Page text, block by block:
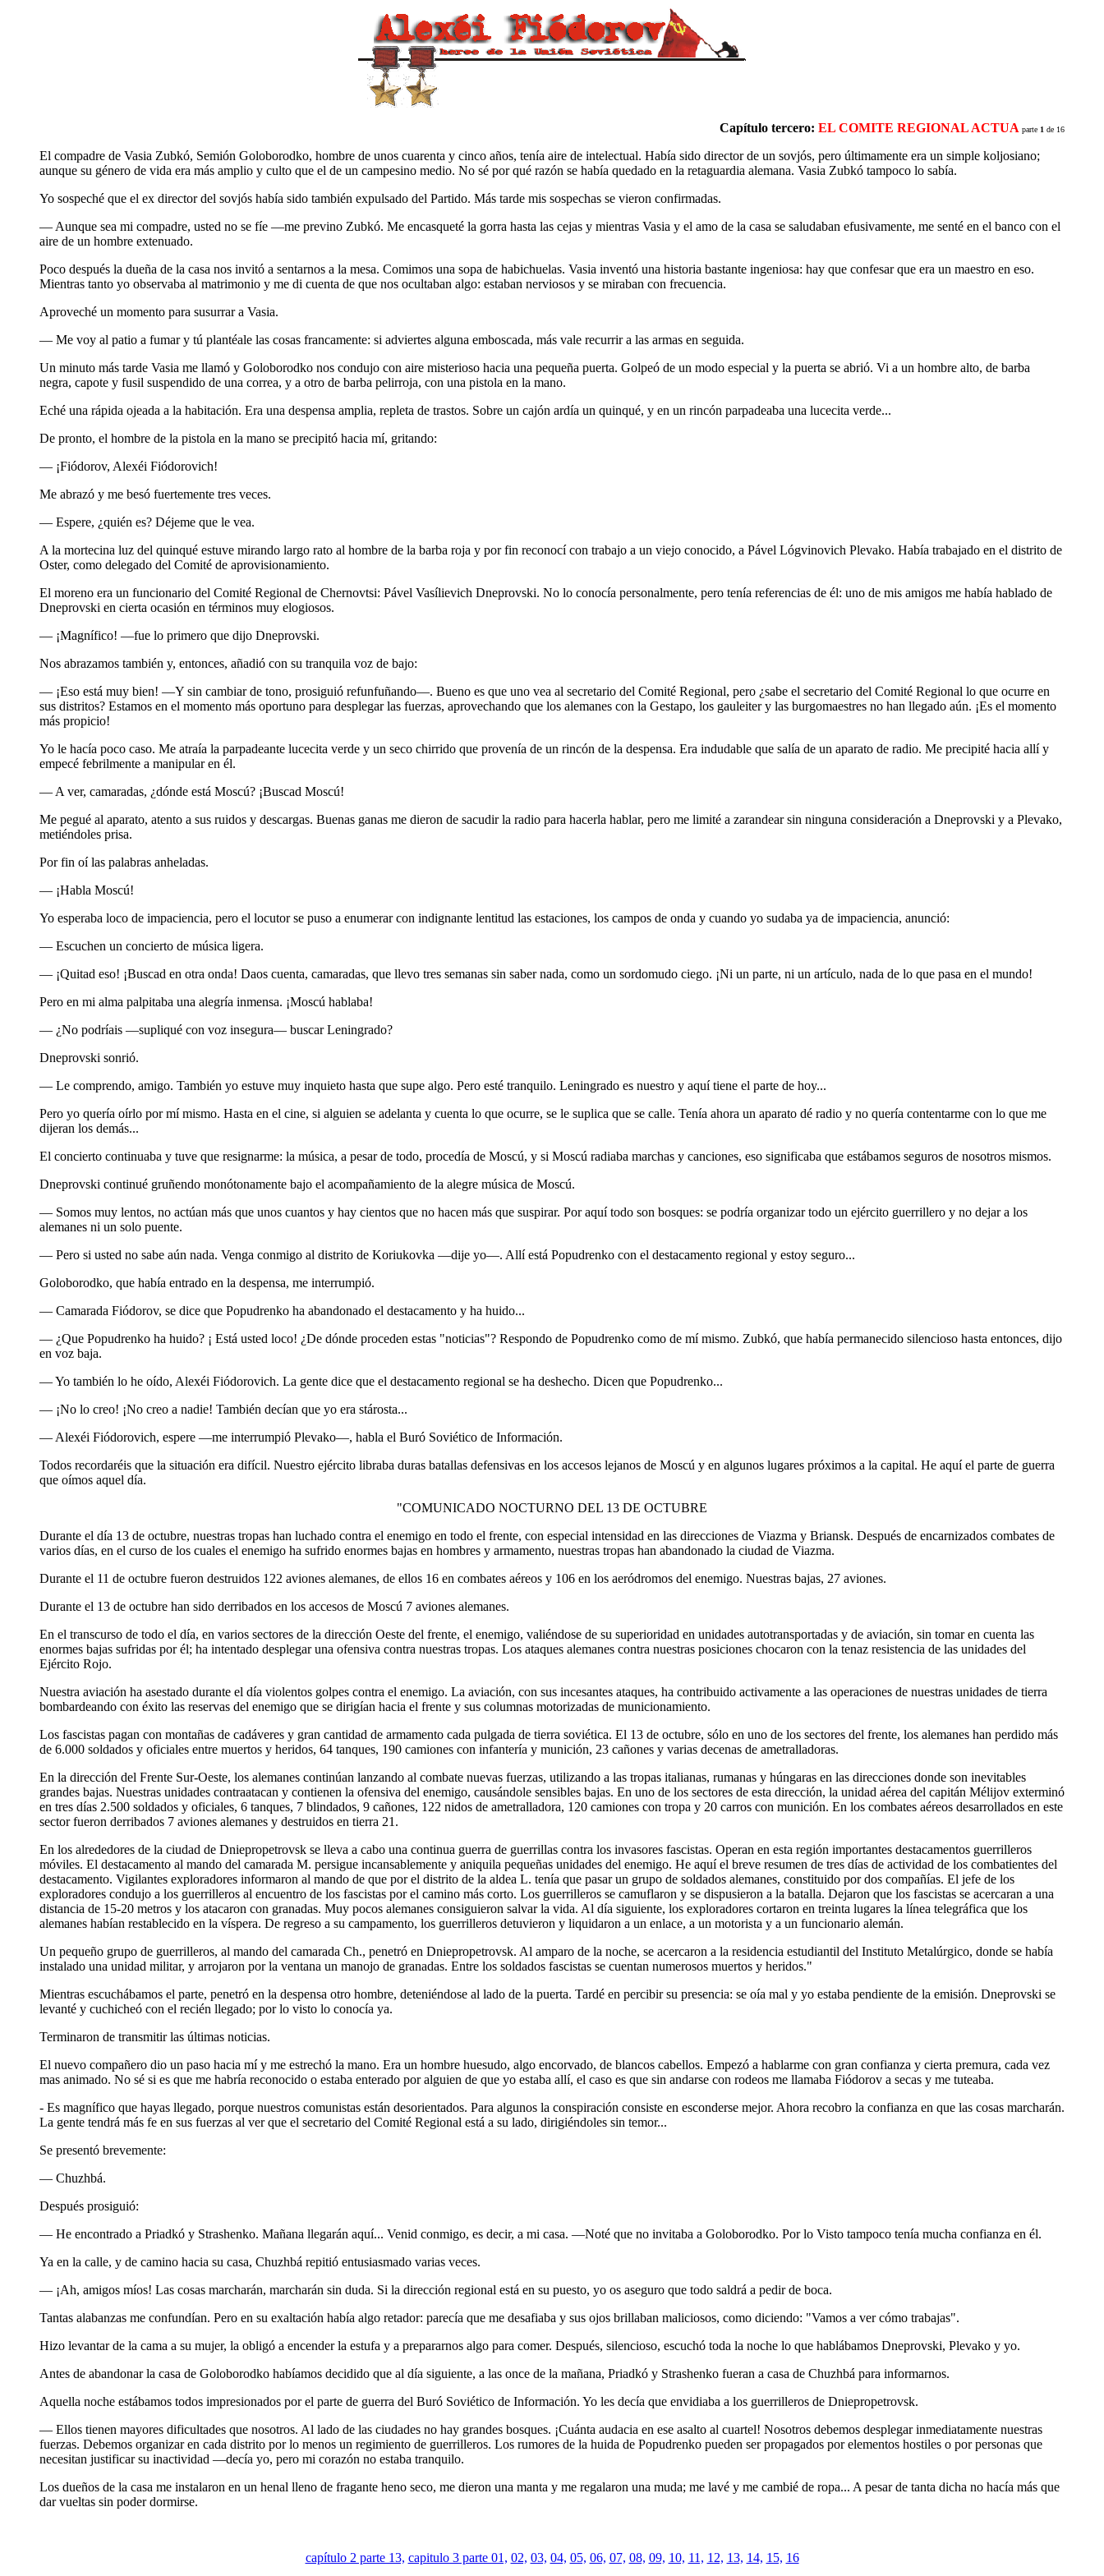
Capítulo tercero: EL COMITE REGIONAL ACTUA parte 1 de 16
El compadre de Vasia Zubkó, Semión Goloborodko, hombre de unos cuarenta y cinco años, tenía aire de intelectual. Había sido director de un sovjós, pero últimamente era un simple koljosiano;
aunque su género de vida era más amplio y culto que el de un campesino medio. No sé por qué razón se había quedado en la retaguardia alemana. Vasia Zubkó tampoco lo sabía.
Yo sospeché que el ex director del sovjós había sido también expulsado del Partido. Más tarde mis sospechas se vieron confirmadas.
— Aunque sea mi compadre, usted no se fíe —me previno Zubkó. Me encasqueté la gorra hasta las cejas y mientras Vasia y el amo de la casa se saludaban efusivamente, me senté en el banco con el
aire de un hombre extenuado.
Poco después la dueña de la casa nos invitó a sentarnos a la mesa. Comimos una sopa de habichuelas. Vasia inventó una historia bastante ingeniosa: hay que confesar que era un maestro en eso.
Mientras tanto yo observaba al matrimonio y me di cuenta de que nos ocultaban algo: estaban nerviosos y se miraban con frecuencia.
Aproveché un momento para susurrar a Vasia.
— Me voy al patio a fumar y tú plantéale las cosas francamente: si adviertes alguna emboscada, más vale recurrir a las armas en seguida.
Un minuto más tarde Vasia me llamó y Goloborodko nos condujo con aire misterioso hacia una pequeña puerta. Golpeó de un modo especial y la puerta se abrió. Vi a un hombre alto, de barba
negra, capote y fusil suspendido de una correa, y a otro de barba pelirroja, con una pistola en la mano.
Eché una rápida ojeada a la habitación. Era una despensa amplia, repleta de trastos. Sobre un cajón ardía un quinqué, y en un rincón parpadeaba una lucecita verde...
De pronto, el hombre de la pistola en la mano se precipitó hacia mí, gritando:
— ¡Fiódorov, Alexéi Fiódorovich!
Me abrazó y me besó fuertemente tres veces.
— Espere, ¿quién es? Déjeme que le vea.
A la mortecina luz del quinqué estuve mirando largo rato al hombre de la barba roja y por fin reconocí con trabajo a un viejo conocido, a Pável Lógvinovich Plevako. Había trabajado en el distrito de
Oster, como delegado del Comité de aprovisionamiento.
El moreno era un funcionario del Comité Regional de Chernovtsi: Pável Vasílievich Dneprovski. No lo conocía personalmente, pero tenía referencias de él: uno de mis amigos me había hablado de
Dneprovski en cierta ocasión en términos muy elogiosos.
— ¡Magnífico! —fue lo primero que dijo Dneprovski.
Nos abrazamos también y, entonces, añadió con su tranquila voz de bajo:
— ¡Eso está muy bien! —Y sin cambiar de tono, prosiguió refunfuñando—. Bueno es que uno vea al secretario del Comité Regional, pero ¿sabe el secretario del Comité Regional lo que ocurre en
sus distritos? Estamos en el momento más oportuno para desplegar las fuerzas, aprovechando que los alemanes con la Gestapo, los gauleiter y las burgomaestres no han llegado aún. ¡Es el momento
más propicio!
Yo le hacía poco caso. Me atraía la parpadeante lucecita verde y un seco chirrido que provenía de un rincón de la despensa. Era indudable que salía de un aparato de radio. Me precipité hacia allí y
empecé febrilmente a manipular en él.
— A ver, camaradas, ¿dónde está Moscú? ¡Buscad Moscú!
Me pegué al aparato, atento a sus ruidos y descargas. Buenas ganas me dieron de sacudir la radio para hacerla hablar, pero me limité a zarandear sin ninguna consideración a Dneprovski y a Plevako,
metiéndoles prisa.
Por fin oí las palabras anheladas.
— ¡Habla Moscú!
Yo esperaba loco de impaciencia, pero el locutor se puso a enumerar con indignante lentitud las estaciones, los campos de onda y cuando yo sudaba ya de impaciencia, anunció:
— Escuchen un concierto de música ligera.
— ¡Quitad eso! ¡Buscad en otra onda! Daos cuenta, camaradas, que llevo tres semanas sin saber nada, como un sordomudo ciego. ¡Ni un parte, ni un artículo, nada de lo que pasa en el mundo!
Pero en mi alma palpitaba una alegría inmensa. ¡Moscú hablaba!
— ¿No podríais —supliqué con voz insegura— buscar Leningrado?
Dneprovski sonrió.
— Le comprendo, amigo. También yo estuve muy inquieto hasta que supe algo. Pero esté tranquilo. Leningrado es nuestro y aquí tiene el parte de hoy...
Pero yo quería oírlo por mí mismo. Hasta en el cine, si alguien se adelanta y cuenta lo que ocurre, se le suplica que se calle. Tenía ahora un aparato dé radio y no quería contentarme con lo que me
dijeran los demás...
El concierto continuaba y tuve que resignarme: la música, a pesar de todo, procedía de Moscú, y si Moscú radiaba marchas y canciones, eso significaba que estábamos seguros de nosotros mismos.
Dneprovski continué gruñendo monótonamente bajo el acompañamiento de la alegre música de Moscú.
— Somos muy lentos, no actúan más que unos cuantos y hay cientos que no hacen más que suspirar. Por aquí todo son bosques: se podría organizar todo un ejército guerrillero y no dejar a los
alemanes ni un solo puente.
— Pero si usted no sabe aún nada. Venga conmigo al distrito de Koriukovka —dije yo—. Allí está Popudrenko con el destacamento regional y estoy seguro...
Goloborodko, que había entrado en la despensa, me interrumpió.
— Camarada Fiódorov, se dice que Popudrenko ha abandonado el destacamento y ha huido...
— ¿Que Popudrenko ha huido? ¡ Está usted loco! ¿De dónde proceden estas "noticias"? Respondo de Popudrenko como de mí mismo. Zubkó, que había permanecido silencioso hasta entonces, dijo
en voz baja.
— Yo también lo he oído, Alexéi Fiódorovich. La gente dice que el destacamento regional se ha deshecho. Dicen que Popudrenko...
— ¡No lo creo! ¡No creo a nadie! También decían que yo era stárosta...
— Alexéi Fiódorovich, espere —me interrumpió Plevako—, habla el Buró Soviético de Información.
Todos recordaréis que la situación era difícil. Nuestro ejército libraba duras batallas defensivas en los accesos lejanos de Moscú y en algunos lugares próximos a la capital. He aquí el parte de guerra
que oímos aquel día.
"COMUNICADO NOCTURNO DEL 13 DE OCTUBRE
Durante el día 13 de octubre, nuestras tropas han luchado contra el enemigo en todo el frente, con especial intensidad en las direcciones de Viazma y Briansk. Después de encarnizados combates de
varios días, en el curso de los cuales el enemigo ha sufrido enormes bajas en hombres y armamento, nuestras tropas han abandonado la ciudad de Viazma.
Durante el 11 de octubre fueron destruidos 122 aviones alemanes, de ellos 16 en combates aéreos y 106 en los aeródromos del enemigo. Nuestras bajas, 27 aviones.
Durante el 13 de octubre han sido derribados en los accesos de Moscú 7 aviones alemanes.
En el transcurso de todo el día, en varios sectores de la dirección Oeste del frente, el enemigo, valiéndose de su superioridad en unidades autotransportadas y de aviación, sin tomar en cuenta las
enormes bajas sufridas por él; ha intentado desplegar una ofensiva contra nuestras tropas. Los ataques alemanes contra nuestras posiciones chocaron con la tenaz resistencia de las unidades del
Ejército Rojo.
Nuestra aviación ha asestado durante el día violentos golpes contra el enemigo. La aviación, con sus incesantes ataques, ha contribuido activamente a las operaciones de nuestras unidades de tierra
bombardeando con éxito las reservas del enemigo que se dirigían hacia el frente y sus columnas motorizadas de municionamiento.
Los fascistas pagan con montañas de cadáveres y gran cantidad de armamento cada pulgada de tierra soviética. El 13 de octubre, sólo en uno de los sectores del frente, los alemanes han perdido más
de 6.000 soldados y oficiales entre muertos y heridos, 64 tanques, 190 camiones con infantería y munición, 23 cañones y varias decenas de ametralladoras.
En la dirección del Frente Sur-Oeste, los alemanes continúan lanzando al combate nuevas fuerzas, utilizando a las tropas italianas, rumanas y húngaras en las direcciones donde son inevitables
grandes bajas. Nuestras unidades contraatacan y contienen la ofensiva del enemigo, causándole sensibles bajas. En uno de los sectores de esta dirección, la unidad aérea del capitán Mélijov exterminó
en tres días 2.500 soldados y oficiales, 6 tanques, 7 blindados, 9 cañones, 122 nidos de ametralladora, 120 camiones con tropa y 20 carros con munición. En los combates aéreos desarrollados en este
sector fueron derribados 7 aviones alemanes y destruidos en tierra 21.
En los alrededores de la ciudad de Dniepropetrovsk se lleva a cabo una continua guerra de guerrillas contra los invasores fascistas. Operan en esta región importantes destacamentos guerrilleros
móviles. El destacamento al mando del camarada M. persigue incansablemente y aniquila pequeñas unidades del enemigo. He aquí el breve resumen de tres días de actividad de los combatientes del
destacamento. Vigilantes exploradores informaron al mando de que por el distrito de la aldea L. tenía que pasar un grupo de soldados alemanes, constituido por dos compañías. El jefe de los
exploradores condujo a los guerrilleros al encuentro de los fascistas por el camino más corto. Los guerrilleros se camuflaron y se dispusieron a la batalla. Dejaron que los fascistas se acercaran a una
distancia de 15-20 metros y los atacaron con granadas. Muy pocos alemanes consiguieron salvar la vida. Al día siguiente, los exploradores cortaron en treinta lugares la línea telegráfica que los
alemanes habían restablecido en la víspera. De regreso a su campamento, los guerrilleros detuvieron y liquidaron a un enlace, a un motorista y a un funcionario alemán.
Un pequeño grupo de guerrilleros, al mando del camarada Ch., penetró en Dniepropetrovsk. Al amparo de la noche, se acercaron a la residencia estudiantil del Instituto Metalúrgico, donde se había
instalado una unidad militar, y arrojaron por la ventana un manojo de granadas. Entre los soldados fascistas se cuentan numerosos muertos y heridos."
Mientras escuchábamos el parte, penetró en la despensa otro hombre, deteniéndose al lado de la puerta. Tardé en percibir su presencia: se oía mal y yo estaba pendiente de la emisión. Dneprovski se
levanté y cuchicheó con el recién llegado; por lo visto lo conocía ya.
Terminaron de transmitir las últimas noticias.
El nuevo compañero dio un paso hacia mí y me estrechó la mano. Era un hombre huesudo, algo encorvado, de blancos cabellos. Empezó a hablarme con gran confianza y cierta premura, cada vez
mas animado. No sé si es que me habría reconocido o estaba enterado por alguien de que yo estaba allí, el caso es que sin andarse con rodeos me llamaba Fiódorov a secas y me tuteaba.
- Es magnífico que hayas llegado, porque nuestros comunistas están desorientados. Para algunos la conspiración consiste en esconderse mejor. Ahora recobro la confianza en que las cosas marcharán.
La gente tendrá más fe en sus fuerzas al ver que el secretario del Comité Regional está a su lado, dirigiéndoles sin temor...
Se presentó brevemente:
— Chuzhbá.
Después prosiguió:
— He encontrado a Priadkó y Strashenko. Mañana llegarán aquí... Venid conmigo, es decir, a mi casa. —Noté que no invitaba a Goloborodko. Por lo Visto tampoco tenía mucha confianza en él.
Ya en la calle, y de camino hacia su casa, Chuzhbá repitió entusiasmado varias veces.
— ¡Ah, amigos míos! Las cosas marcharán, marcharán sin duda. Si la dirección regional está en su puesto, yo os aseguro que todo saldrá a pedir de boca.
Tantas alabanzas me confundían. Pero en su exaltación había algo retador: parecía que me desafiaba y sus ojos brillaban maliciosos, como diciendo: "Vamos a ver cómo trabajas".
Hizo levantar de la cama a su mujer, la obligó a encender la estufa y a prepararnos algo para comer. Después, silencioso, escuchó toda la noche lo que hablábamos Dneprovski, Plevako y yo.
Antes de abandonar la casa de Goloborodko habíamos decidido que al día siguiente, a las once de la mañana, Priadkó y Strashenko fueran a casa de Chuzhbá para informarnos.
Aquella noche estábamos todos impresionados por el parte de guerra del Buró Soviético de Información. Yo les decía que envidiaba a los guerrilleros de Dniepropetrovsk.
— Ellos tienen mayores dificultades que nosotros. Al lado de las ciudades no hay grandes bosques. ¡Cuánta audacia en ese asalto al cuartel! Nosotros debemos desplegar inmediatamente nuestras
fuerzas. Debemos organizar en cada distrito por lo menos un regimiento de guerrilleros. Los rumores de la huida de Popudrenko pueden ser propagados por elementos hostiles o por personas que
necesitan justificar su inactividad —decía yo, pero mi corazón no estaba tranquilo.
Los dueños de la casa me instalaron en un henal lleno de fragante heno seco, me dieron una manta y me regalaron una muda; me lavé y me cambié de ropa... A pesar de tanta dicha no hacía más que
dar vueltas sin poder dormirse.
capítulo 2 parte 13, capitulo 3 parte 01, 02, 03, 04, 05, 06, 07, 08, 09, 10, 11, 12, 13, 14, 15, 16